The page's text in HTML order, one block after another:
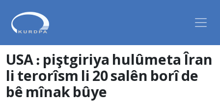
USA : piştgiriya hulûmeta Îran
li terorîsm li 20 salên borî de
bê mînak bûye